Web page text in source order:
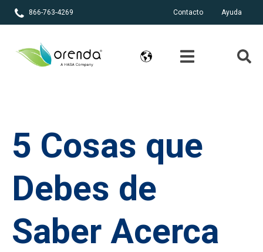
866-763-4269 Contacto Ayuda
5 Cosas que
Debes de
Saber Acerca